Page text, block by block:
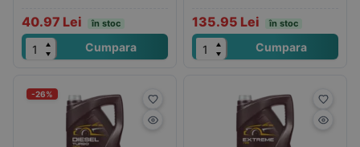
40.97 Lei în stoc
Cumpara
135.95 Lei în stoc
Cumpara
-26%